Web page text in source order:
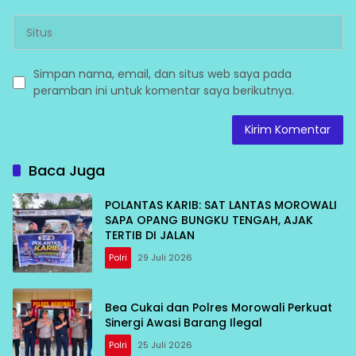
Simpan nama, email, dan situs web saya pada
peramban ini untuk komentar saya berikutnya.
Baca Juga
POLANTAS KARIB: SAT LANTAS MOROWALI
SAPA OPANG BUNGKU TENGAH, AJAK
TERTIB DI JALAN
Polri 29 Juli 2026
Bea Cukai dan Polres Morowali Perkuat
Sinergi Awasi Barang Ilegal
Polri 25 Juli 2026